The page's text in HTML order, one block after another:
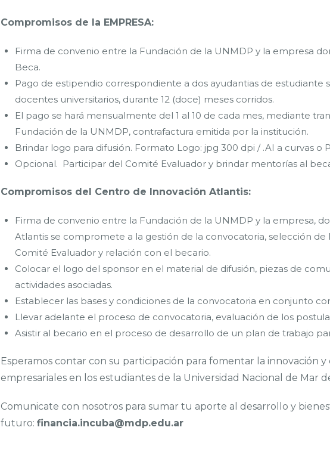
Compromisos de la EMPRESA:
Firma de convenio entre la Fundación de la UNMDP y la empresa
Beca.
Pago de estipendio correspondiente a dos ayudantias de estudiante
docentes universitarios, durante 12 (doce) meses corridos.
El pago se hará mensualmente del 1 al 10 de cada mes, mediante
Fundación de la UNMDP, contrafactura emitida por la institución.
Brindar logo para difusión. Formato Logo: jpg 300 dpi / .AI a curvas o
Opcional. Participar del Comité Evaluador y brindar mentorías al
Compromisos del Centro de Innovación Atlantis:
Firma de convenio entre la Fundación de la UNMDP y la empresa,
Atlantis se compromete a la gestión de la convocatoria, selección
Comité Evaluador y relación con el becario.
Colocar el logo del sponsor en el material de difusión, piezas de
actividades asociadas.
Establecer las bases y condiciones de la convocatoria en conjunto
Llevar adelante el proceso de convocatoria, evaluación de los
Asistir al becario en el proceso de desarrollo de un plan de trabajo
Esperamos contar con su participación para fomentar la innovación
empresariales en los estudiantes de la Universidad Nacional de Mar
Comunicate con nosotros para sumar tu aporte al desarrollo y
futuro: financia.incuba@mdp.edu.ar